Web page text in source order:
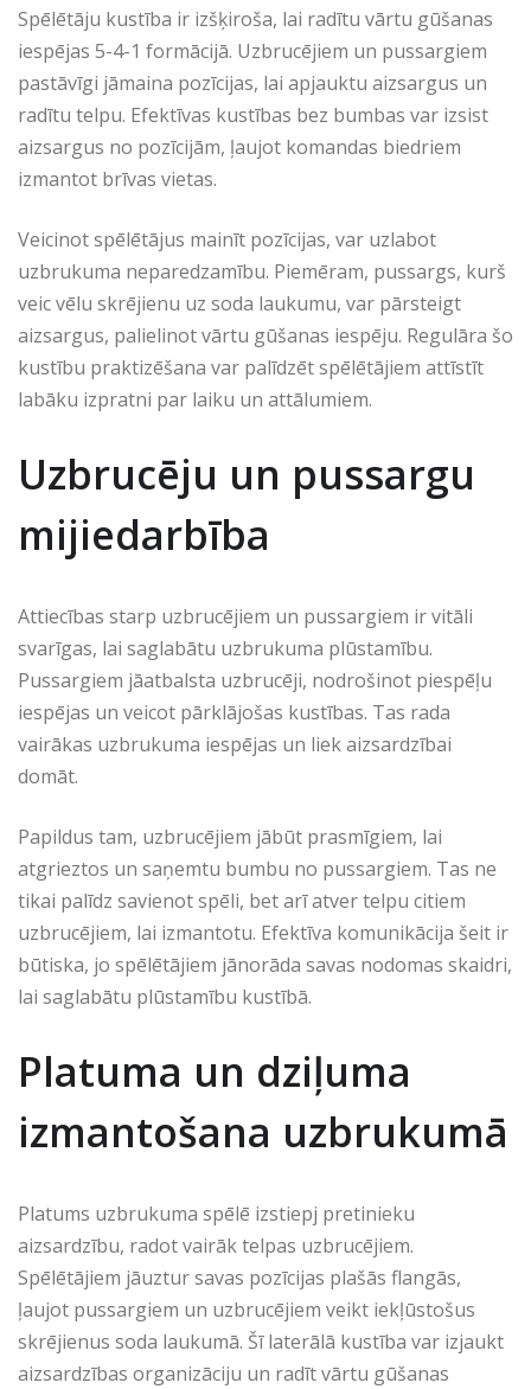
Spēlētāju kustība ir izšķiroša, lai radītu vārtu gūšanas
iespējas 5-4-1 formācijā. Uzbrucējiem un pussargiem
pastāvīgi jāmaina pozīcijas, lai apjauktu aizsargus un
radītu telpu. Efektīvas kustības bez bumbas var izsist
aizsargus no pozīcijām, ļaujot komandas biedriem
izmantot brīvas vietas.
Veicinot spēlētājus mainīt pozīcijas, var uzlabot
uzbrukuma neparedzamību. Piemēram, pussargs, kurš
veic vēlu skrējienu uz soda laukumu, var pārsteigt
aizsargus, palielinot vārtu gūšanas iespēju. Regulāra šo
kustību praktizēšana var palīdzēt spēlētājiem attīstīt
labāku izpratni par laiku un attālumiem.
Uzbrucēju un pussargu
mijiedarbība
Attiecības starp uzbrucējiem un pussargiem ir vitāli
svarīgas, lai saglabātu uzbrukuma plūstamību.
Pussargiem jāatbalsta uzbrucēji, nodrošinot piespēļu
iespējas un veicot pārklājošas kustības. Tas rada
vairākas uzbrukuma iespējas un liek aizsardzībai
domāt.
Papildus tam, uzbrucējiem jābūt prasmīgiem, lai
atgrieztos un saņemtu bumbu no pussargiem. Tas ne
tikai palīdz savienot spēli, bet arī atver telpu citiem
uzbrucējiem, lai izmantotu. Efektīva komunikācija šeit ir
būtiska, jo spēlētājiem jānorāda savas nodomas skaidri,
lai saglabātu plūstamību kustībā.
Platuma un dziļuma
izmantošana uzbrukumā
Platums uzbrukuma spēlē izstiepj pretinieku
aizsardzību, radot vairāk telpas uzbrucējiem.
Spēlētājiem jāuztur savas pozīcijas plašās flangās,
ļaujot pussargiem un uzbrucējiem veikt iekļūstošus
skrējienus soda laukumā. Šī laterālā kustība var izjaukt
aizsardzības organizāciju un radīt vārtu gūšanas